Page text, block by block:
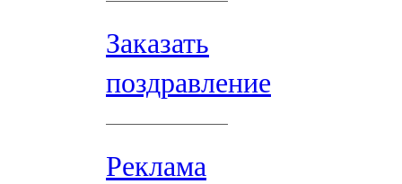
Заказать
поздравление
Реклама